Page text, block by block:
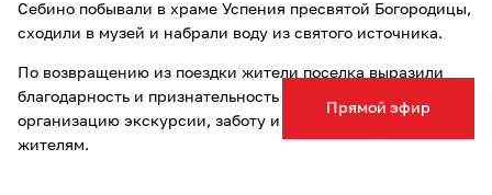
Прямой эфир
Себино побывали в храме Успения пресвятой Богородицы,
сходили в музей и набрали воду из святого источника.
По возвращению из поездки жители поселка выразили
благодарность и признательность мэру города за
организацию экскурсии, заботу и внимание к местным
жителям.